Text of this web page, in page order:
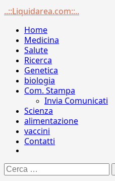
Menu
..::Liquidarea.com::..
Home
Medicina
Salute
Ricerca
Genetica
biologia
Com. Stampa
Invia Comunicati
Scienza
alimentazione
vaccini
Contatti
Ricerca
per: